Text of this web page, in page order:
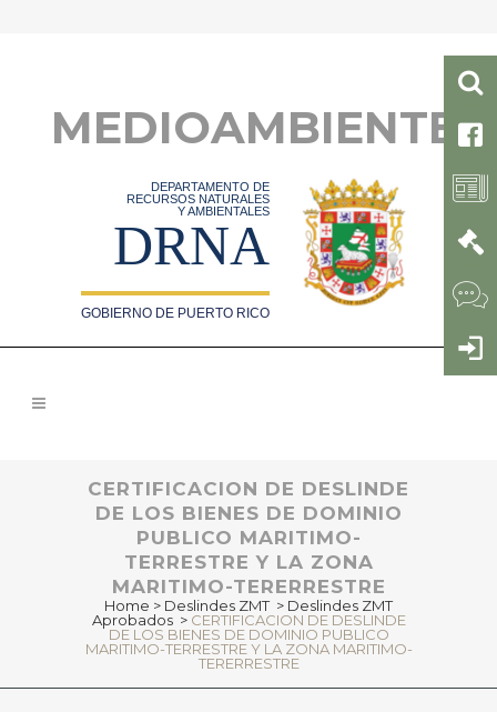
MEDIOAMBIENTE
DEPARTAMENTO DE
RECURSOS NATURALES
Y AMBIENTALES
DRNA
GOBIERNO DE PUERTO RICO
CERTIFICACION DE DESLINDE
DE LOS BIENES DE DOMINIO
PUBLICO MARITIMO-
TERRESTRE Y LA ZONA
MARITIMO-TERERRESTRE
Home > Deslindes ZMT > Deslindes ZMT
Aprobados > CERTIFICACION DE DESLINDE
DE LOS BIENES DE DOMINIO PUBLICO
MARITIMO-TERRESTRE Y LA ZONA MARITIMO-
TERERRESTRE